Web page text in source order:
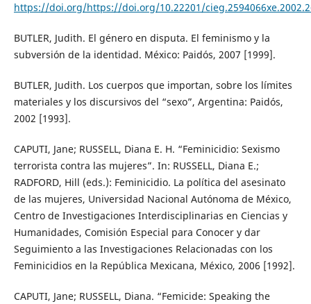
https://doi.org/https://doi.org/10.22201/
BUTLER, Judith. El género en disputa. El feminismo y la
subversión de la identidad. México: Paidós, 2007 [1999].
BUTLER, Judith. Los cuerpos que importan, sobre los límites
materiales y los discursivos del “sexo”, Argentina: Paidós,
2002 [1993].
CAPUTI, Jane; RUSSELL, Diana E. H. “Feminicidio: Sexismo
terrorista contra las mujeres”. In: RUSSELL, Diana E.;
RADFORD, Hill (eds.): Feminicidio. La política del asesinato
de las mujeres, Universidad Nacional Autónoma de México,
Centro de Investigaciones Interdisciplinarias en Ciencias y
Humanidades, Comisión Especial para Conocer y dar
Seguimiento a las Investigaciones Relacionadas con los
Feminicidios en la República Mexicana, México, 2006 [1992].
CAPUTI, Jane; RUSSELL, Diana. “Femicide: Speaking the